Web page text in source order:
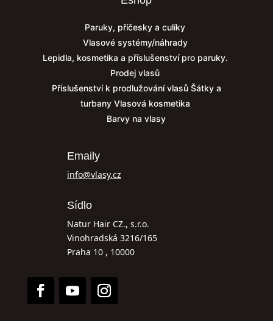
Paruky, příčesky a culíky
Vlasové systémy/náhrady
Lepidla, kosmetika a příslušenství pro paruky.
Prodej vlasů
Příslušenství k prodlužování vlasů Šátky a
turbany Vlasová kosmetika
Barvy na vlasy
Emaily
info@vlasy.cz
Sídlo
Natur Hair CZ., s.r.o.
Vinohradská 3216/165
Praha 10 , 10000